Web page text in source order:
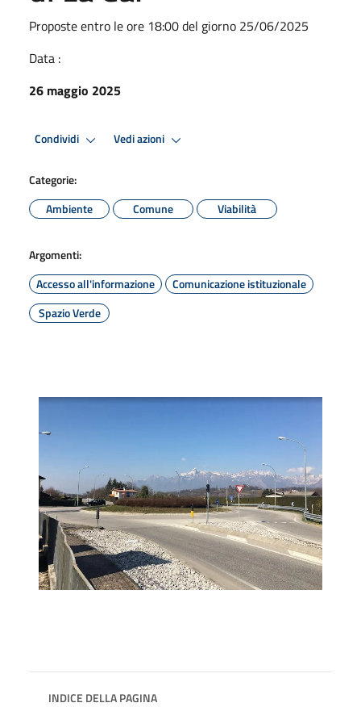
Proposte entro le ore 18:00 del giorno 25/06/2025
Data :
26 maggio 2025
Condividi Vedi azioni
Categorie:
Ambiente
Comune Viabilità
Argomenti:
Accesso all'informazione
Comunicazione istituzionale
Spazio Verde
INDICE DELLA PAGINA